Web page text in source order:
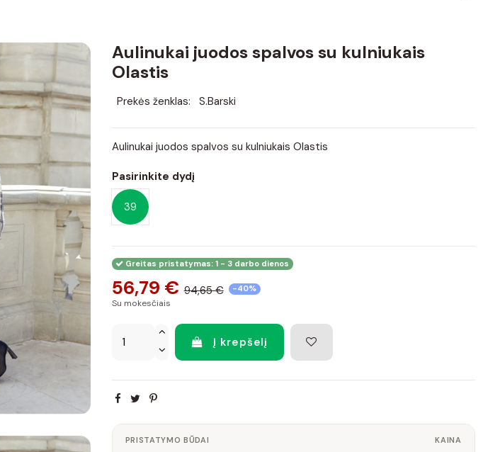
Aulinukai juodos spalvos su kulniukais
Olastis
Prekės ženklas: S.Barski
Aulinukai juodos spalvos su kulniukais Olastis
Pasirinkite dydį
39
Greitas pristatymas: 1 - 3 darbo dienos
56,79 € 94,65 € -40%
Su mokesčiais
Į krepšelį
PRISTATYMO BŪDAI KAINA